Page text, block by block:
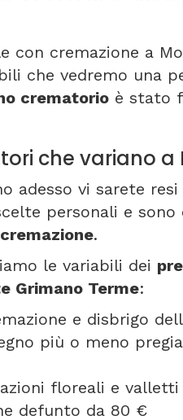
con cremazione a
che vedremo una
crematorio è stato
che variano a
adesso vi sarete
personali e
.
le variabili dei
Grimano Terme:
e disbrigo
più o meno
floreali e
defunto da 80 €